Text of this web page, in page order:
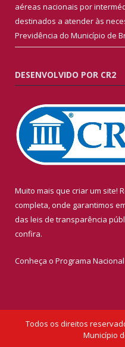
aéreas nacionais por
destinados a atender às
Previdência do Município de
DESENVOLVIDO POR CR2
Muito mais que criar um site!
completa, onde garantimos
das leis de transparência
confira.
Conheça o Programa
Todos os direitos
Município